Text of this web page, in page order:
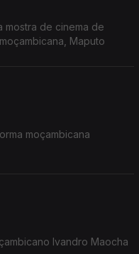
mostra de cinema de
Maputo
moçambicana
Ivandro Maocha